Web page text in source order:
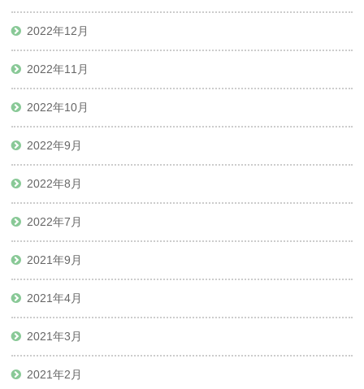
2022年12月
2022年11月
2022年10月
2022年9月
2022年8月
2022年7月
2021年9月
2021年4月
2021年3月
2021年2月